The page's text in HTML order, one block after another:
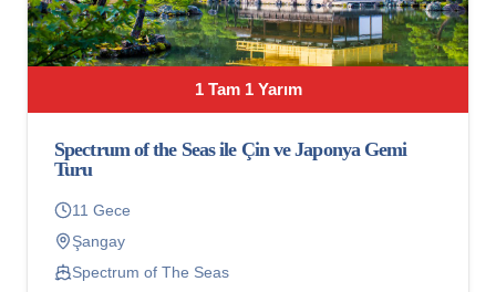
1 Tam 1 Yarım
Spectrum of the Seas ile Çin ve Japonya Gemi
Turu
11 Gece
Şangay
Spectrum of The Seas